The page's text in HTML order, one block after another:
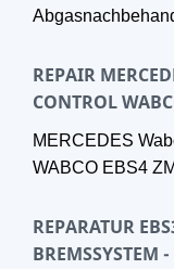
REPAIR
CONTROL
MERCEDES
WABCO EBS4
REPARATUR
BREMSSYSTEM